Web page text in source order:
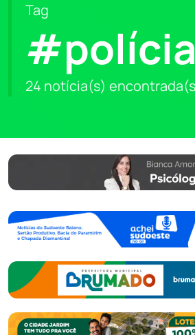
Tag
24 notícia(s)